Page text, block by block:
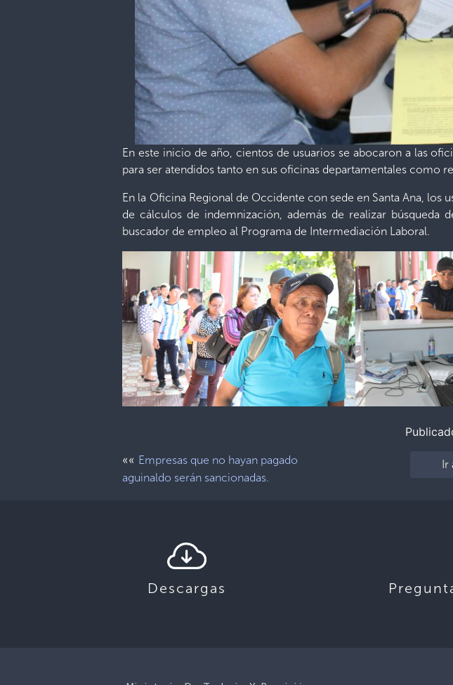
En este inicio de año, cientos de usuarios se abocaron a las
para ser atendidos tanto en sus oficinas departamentales como
En la Oficina Regional de Occidente con sede en Santa Ana,
de cálculos de indemnización, además de realizar búsqueda
buscador de empleo al Programa de Intermediación Laboral.
«« Empresas que no hayan pagado
aguinaldo serán sancionadas.
Ir
Descargas